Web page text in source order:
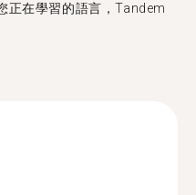
正在學習的語言，Tandem